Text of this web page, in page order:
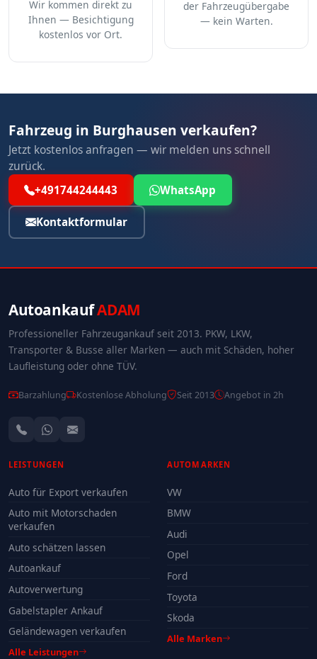
Wir kommen direkt zu
Ihnen — Besichtigung
kostenlos vor Ort.
der Fahrzeugübergabe
— kein Warten.
Fahrzeug in Burghausen verkaufen?
Jetzt kostenlos anfragen — wir melden uns schnell
zurück.
+491744244443 WhatsApp
Kontaktformular
AutoankaufADAM
Professioneller Fahrzeugankauf seit 2013. PKW, LKW,
Transporter & Busse aller Marken — auch mit Schäden, hoher
Laufleistung oder ohne TÜV.
Barzahlung Kostenlose Abholung Seit 2013 Angebot in 2h
LEISTUNGEN
Auto für Export verkaufen
Auto mit Motorschaden
verkaufen
Auto schätzen lassen
Autoankauf
Autoverwertung
Gabelstapler Ankauf
Geländewagen verkaufen
Alle Leistungen
AUTOMARKEN
VW
BMW
Audi
Opel
Ford
Toyota
Skoda
Alle Marken